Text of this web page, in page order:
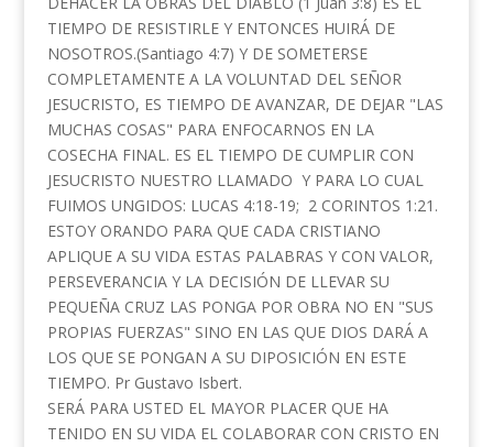
TIEMPO DE RESISTIRLE Y ENTONCES HUIRÁ DE
NOSOTROS.(Santiago 4:7) Y DE SOMETERSE
COMPLETAMENTE A LA VOLUNTAD DEL SEÑOR
JESUCRISTO, ES TIEMPO DE AVANZAR, DE DEJAR "LAS
MUCHAS COSAS" PARA ENFOCARNOS EN LA
COSECHA FINAL. ES EL TIEMPO DE CUMPLIR CON
JESUCRISTO NUESTRO LLAMADO Y PARA LO CUAL
FUIMOS UNGIDOS: LUCAS 4:18-19; 2 CORINTOS 1:21.
ESTOY ORANDO PARA QUE CADA CRISTIANO
APLIQUE A SU VIDA ESTAS PALABRAS Y CON VALOR,
PERSEVERANCIA Y LA DECISIÓN DE LLEVAR SU
PEQUEÑA CRUZ LAS PONGA POR OBRA NO EN "SUS
PROPIAS FUERZAS" SINO EN LAS QUE DIOS DARÁ A
LOS QUE SE PONGAN A SU DIPOSICIÓN EN ESTE
TIEMPO. Pr Gustavo Isbert.
SERÁ PARA USTED EL MAYOR PLACER QUE HA
TENIDO EN SU VIDA EL COLABORAR CON CRISTO EN